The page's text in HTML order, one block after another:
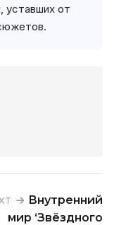
уставших от
Внутренний
мир ‘Звёздного